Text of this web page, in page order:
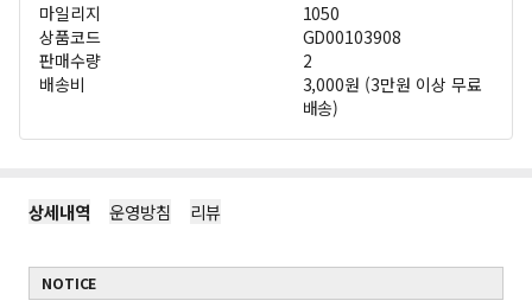
마일리지
1050
상품코드
GD00103908
판매수량
2
배송비
3,000원 (3만원 이상 무료
배송)
상세내역 운영방침 리뷰
NOTICE